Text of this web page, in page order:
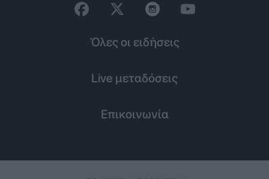
Όλες οι ειδήσεις
Live μεταδόσεις
Επικοινωνία